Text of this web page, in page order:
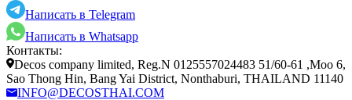
Написать в Telegram
Написать в Whatsapp
Контакты:
Decos company limited, Reg.N 0125557024483 51/60-61 ,Moo 6,
Sao Thong Hin, Bang Yai District, Nonthaburi, THAILAND 11140
INFO@DECOSTHAI.COM